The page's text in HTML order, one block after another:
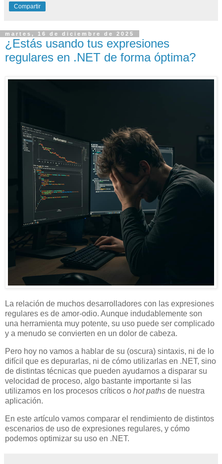
Compartir
martes, 16 de diciembre de 2025
¿Estás usando tus expresiones
regulares en .NET de forma óptima?
La relación de muchos desarrolladores con las expresiones
regulares es de amor-odio. Aunque indudablemente son
una herramienta muy potente, su uso puede ser complicado
y a menudo se convierten en un dolor de cabeza.
Pero hoy no vamos a hablar de su (oscura) sintaxis, ni de lo
difícil que es depurarlas, ni de cómo utilizarlas en .NET, sino
de distintas técnicas que pueden ayudarnos a disparar su
velocidad de proceso, algo bastante importante si las
utilizamos en los procesos críticos o hot paths de nuestra
aplicación.
En este artículo vamos comparar el rendimiento de distintos
escenarios de uso de expresiones regulares, y cómo
podemos optimizar su uso en .NET.